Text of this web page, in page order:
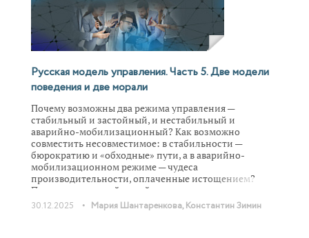
Русская модель управления. Часть 5. Две модели
поведения и две морали
Почему возможны два режима управления —
стабильный и застойный, и нестабильный и
аварийно-мобилизационный? Как возможно
совместить несовместимое: в стабильности —
бюрократию и «обходные» пути, а в аварийно-
мобилизационном режиме — чудеса
производительности, оплаченные истощением?
Почему вчерашний тихий руководитель сегодня рвет
шаблоны, нарушает правила ради результата? В
книге «Русская модель управления» Александр
30.12.2025 • Мария Шантаренкова,Константин Зимин